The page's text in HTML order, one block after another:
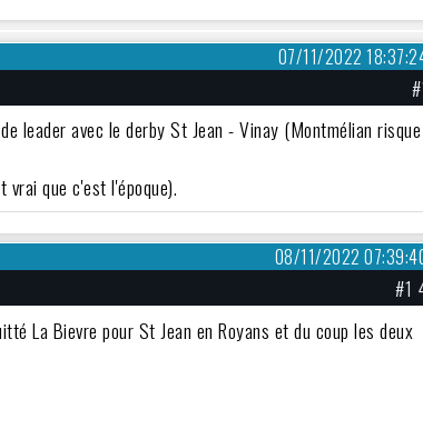
07/11/2022
leader avec le derby St Jean - Vinay (Montmélian risque
vrai que c'est l'époque).
08/11/2022
#1
La Bievre pour St Jean en Royans et du coup les deux